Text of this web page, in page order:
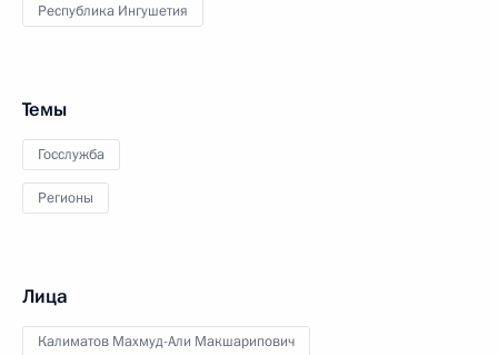
Республика Ингушетия
Темы
Госслужба
Регионы
Лица
Калиматов Махмуд-Али Макшарипович